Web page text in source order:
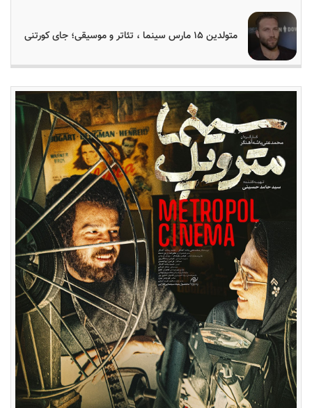
متولدین ۱۵ مارس سینما ، تئاتر و موسیقی؛ جای کورتنی